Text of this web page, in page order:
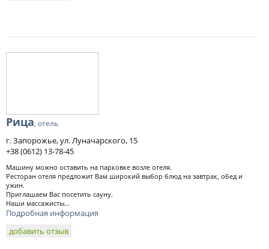
Рица, отель
г. Запорожье, ул. Луначарского, 15
+38 (0612) 13-78-45
Машину можно оставить на парковке возле отеля.
Ресторан отеля предложит Вам широкий выбор блюд на завтрак, обед и
ужин.
Приглашаем Вас посетить сауну.
Наши массажисты...
Подробная информация
добавить отзыв